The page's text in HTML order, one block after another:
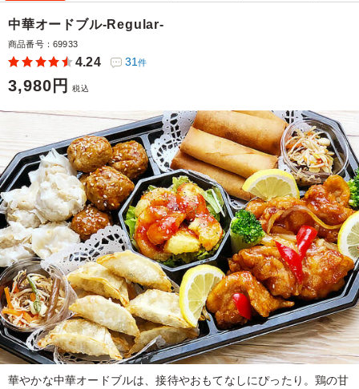
中華オードブル-Regular-
商品番号：69933
4.24 31件
3,980円 税込
華やかな中華オードブルは、接待やおもてなしにぴったり。鶏の甘